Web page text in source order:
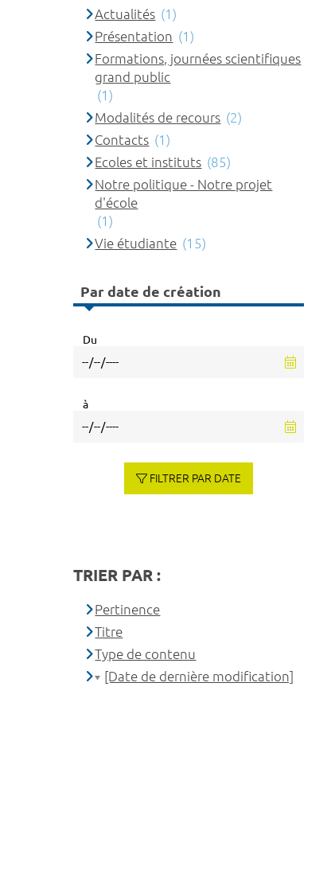
Actualités (1)
Présentation (1)
Formations, journées scientifiques
grand public
(1)
Modalités de recours (2)
Contacts (1)
Ecoles et instituts (85)
Notre politique - Notre projet
d'école
(1)
Vie étudiante (15)
Par date de création
Du
à
FILTRER PAR DATE
TRIER PAR :
Pertinence
Titre
Type de contenu
[Date de dernière modification]